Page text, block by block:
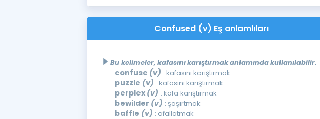
Confused (v) Eş anlamlıları
Bu kelimeler, kafasını karıştırmak anlamında kullanılabilir.
confuse (v) : kafasını karıştırmak
puzzle (v) : kafasını karıştırmak
perplex (v) : kafa karıştırmak
bewilder (v) : şaşırtmak
baffle (v) : afallatmak